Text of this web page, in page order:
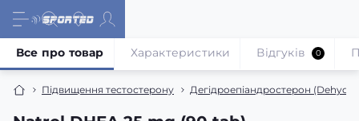
Підвищення тестостерону Дегідроепіандростерон
Все про товар Характеристики Відгуків 0